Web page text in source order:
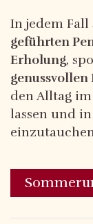
In jedem Fall
geführten
Erholung,
den Alltag
lassen und